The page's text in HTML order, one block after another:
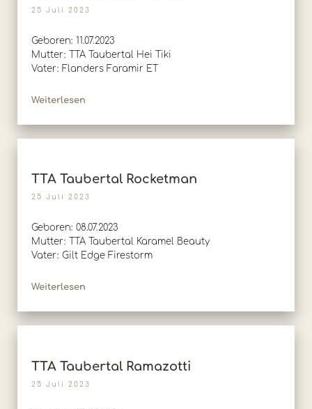
25 Juli 2023
Geboren: 11.07.2023
Mutter: TTA Taubertal Hei Tiki
Vater: Flanders Faramir ET
Weiterlesen
TTA Taubertal Rocketman
25 Juli 2023
Geboren: 08.07.2023
Mutter: TTA Taubertal Karamel Beauty
Vater: Gilt Edge Firestorm
Weiterlesen
TTA Taubertal Ramazotti
25 Juli 2023